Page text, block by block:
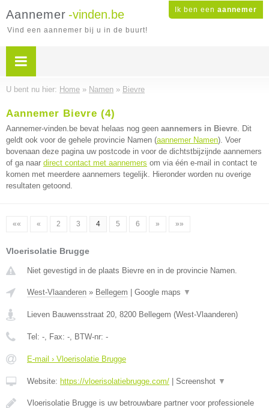
Ik ben een aannemer
Aannemer -vinden.be
Vind een aannemer bij u in de buurt!
U bent nu hier: Home » Namen » Bievre
Aannemer Bievre (4)
Aannemer-vinden.be bevat helaas nog geen aannemers in Bievre. Dit
geldt ook voor de gehele provincie Namen (aannemer Namen). Voer
bovenaan deze pagina uw postcode in voor de dichtstbijzijnde aannemers
of ga naar direct contact met aannemers om via één e-mail in contact te
komen met meerdere aannemers tegelijk. Hieronder worden nu overige
resultaten getoond.
«« « 2 3 4 5 6 » »»
Vloerisolatie Brugge
Niet gevestigd in de plaats Bievre en in de provincie Namen.
West-Vlaanderen » Bellegem Google maps ▼
Lieven Bauwensstraat 20, 8200 Bellegem (West-Vlaanderen)
Tel: -, Fax: -, BTW-nr: -
E-mail › Vloerisolatie Brugge
Website: https://vloerisolatiebrugge.com/ Screenshot ▼
Vloerisolatie Brugge is uw betrouwbare partner voor professionele